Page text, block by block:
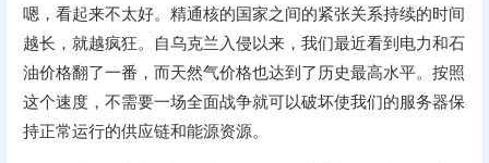
嗯，看起来不太好。精通核的国家之间的紧张关系持续的时间
越长，就越疯狂。自乌克兰入侵以来，我们最近看到电力和石
油价格翻了一番，而天然气价格也达到了历史最高水平。按照
这个速度，不需要一场全面战争就可以破坏使我们的服务器保
持正常运行的供应链和能源资源。